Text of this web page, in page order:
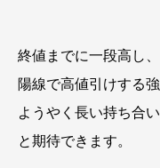
終値までに一段高し、
陽線で高値引けする強
ようやく長い持ち合
と期待できます。